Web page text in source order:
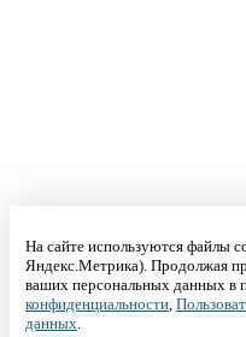
На сайте используются файлы
Яндекс.Метрика). Продолжая
ваших персональных данных в
конфиденциальности,
данных.